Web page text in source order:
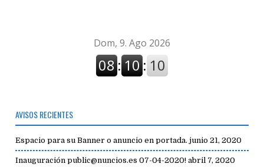
AVISOS RECIENTES
Espacio para su Banner o anuncio en portada. junio 21, 2020
Inauguración public@nuncios.es 07-04-2020! abril 7, 2020